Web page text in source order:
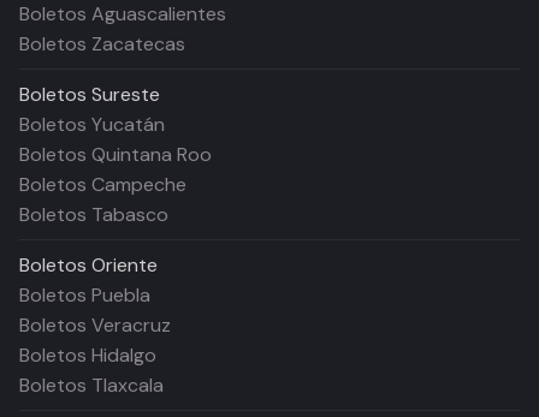
Boletos Aguascalientes
Boletos Zacatecas
Boletos Sureste
Boletos Yucatán
Boletos Quintana Roo
Boletos Campeche
Boletos Tabasco
Boletos Oriente
Boletos Puebla
Boletos Veracruz
Boletos Hidalgo
Boletos Tlaxcala